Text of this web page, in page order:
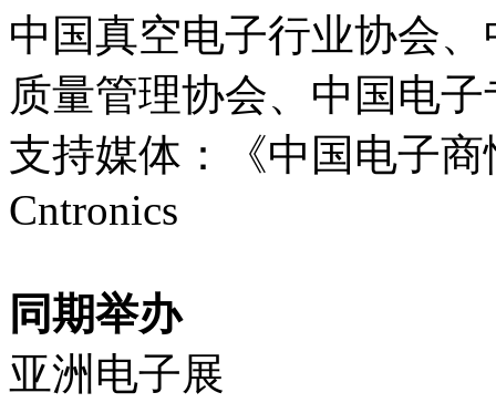
中国真空电子行业协会
质量管理协会、中国电
支持媒体：《中国电子
Cntronics
同期举办
亚洲电子展